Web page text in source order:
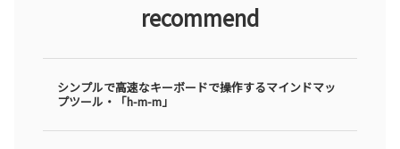
recommend
シンプルで高速なキーボードで操作するマインドマッ
プツール・「h-m-m」